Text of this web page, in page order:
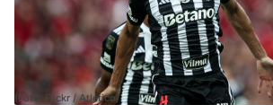
(Foto: Flickr / Atlético)